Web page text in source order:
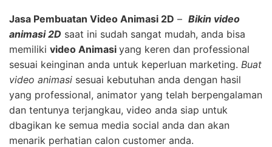
Jasa Pembuatan Video Animasi 2D – Bikin video
animasi 2D saat ini sudah sangat mudah, anda bisa
memiliki video Animasi yang keren dan professional
sesuai keinginan anda untuk keperluan marketing. Buat
video animasi sesuai kebutuhan anda dengan hasil
yang professional, animator yang telah berpengalaman
dan tentunya terjangkau, video anda siap untuk
dbagikan ke semua media social anda dan akan
menarik perhatian calon customer anda.